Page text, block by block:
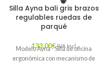
Silla Ayna bali gris brazos
regulables ruedas de
parqué
133,00€ IVA Incl.
Modelo Ayna - Silla de oficina
ergonómica con mecanismo de